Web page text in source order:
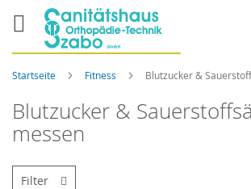
Startseite Fitness Blutzucker &
Blutzucker &
messen
Filter